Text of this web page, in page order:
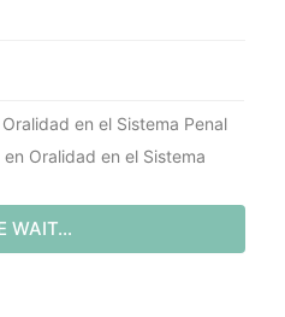
en el Sistema Penal
Oralidad en el Sistema
WAIT...